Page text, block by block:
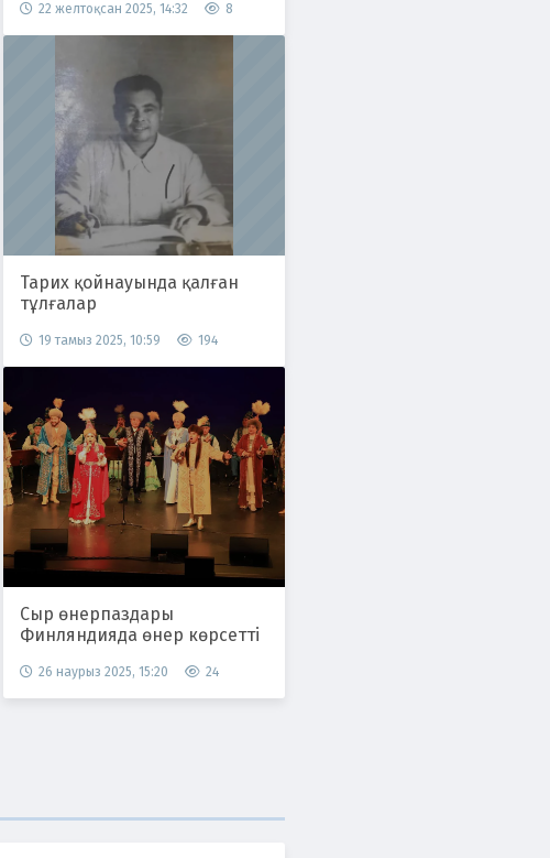
22 желтоқсан 2025, 14:32 8
Тарих қойнауында қалған
тұлғалар
19 тамыз 2025, 10:59 194
Сыр өнерпаздары
Финляндияда өнер көрсетті
26 наурыз 2025, 15:20 24